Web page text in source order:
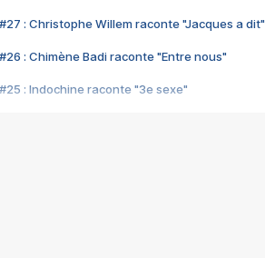
#27 : Christophe Willem raconte "Jacques a dit"
#26 : Chimène Badi raconte "Entre nous"
#25 : Indochine raconte "3e sexe"